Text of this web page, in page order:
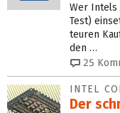
Wer Intels
Test)
teuren
den …
25
INTEL
Der